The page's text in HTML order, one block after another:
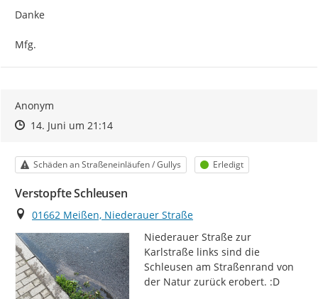
Danke
Mfg.
Anonym
Zeitpunkt des Erstellens
Zeitpunkt des Erstellens
14. Juni um 21:14Zur Äußerung
Kategorie
Schäden an Straßeneinläufen / Gullys Status
Erledigt
Verstopfte Schleusen
Ort
01662 Meißen, Niederauer Straße
Niederauer Straße zur
Karlstraße links sind die
Schleusen am Straßenrand von
der Natur zurück erobert. :D